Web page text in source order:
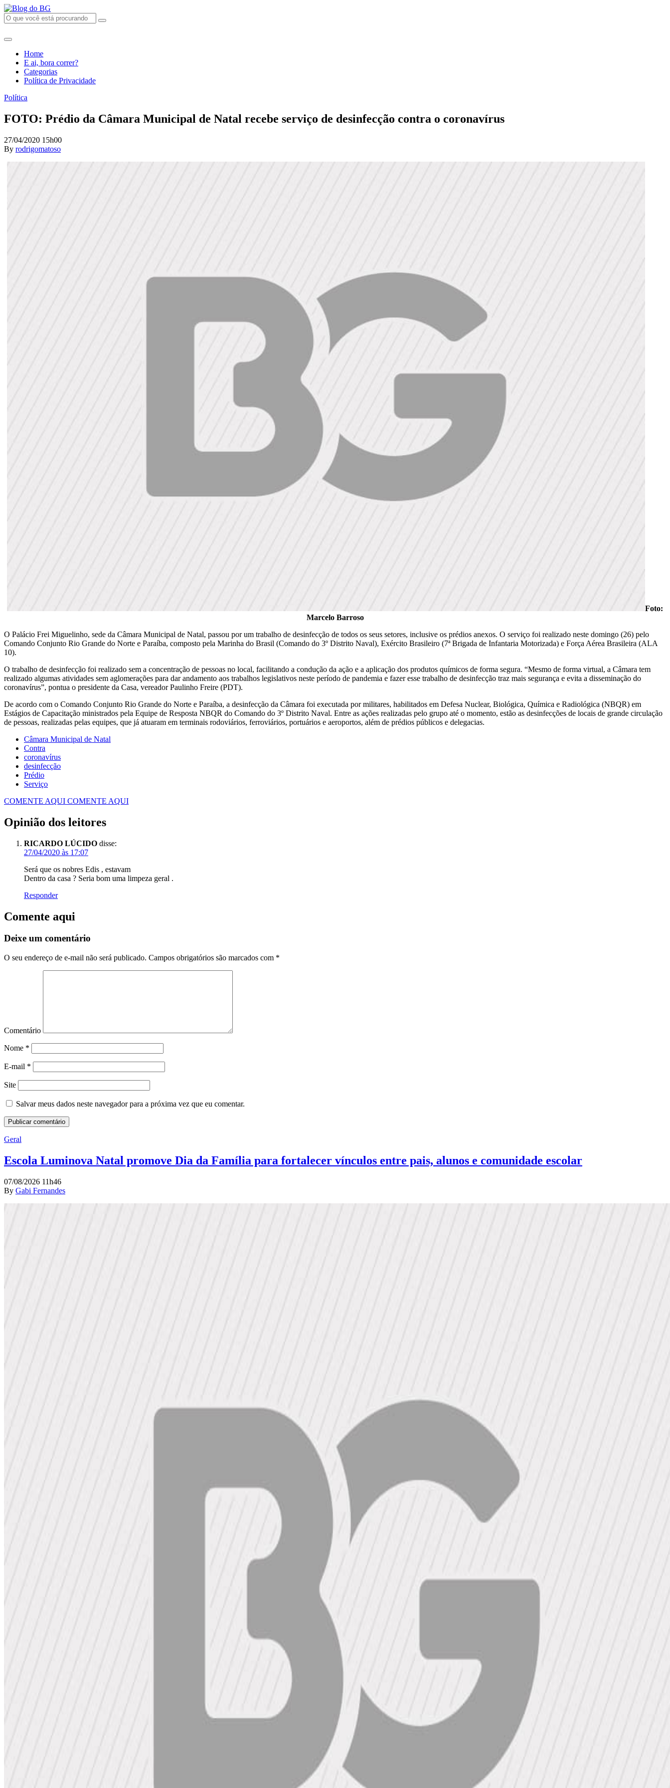
Home
E ai, bora correr?
Categorias
Política de Privacidade
Política
FOTO: Prédio da Câmara Municipal de Natal recebe serviço de desinfecção contra o coronavírus
27/04/2020 15h00
By rodrigomatoso
Foto:
Marcelo Barroso
O Palácio Frei Miguelinho, sede da Câmara Municipal de Natal, passou por um trabalho de desinfecção de todos os seus setores, inclusive os prédios anexos. O serviço foi realizado neste domingo (26) pelo
Comando Conjunto Rio Grande do Norte e Paraíba, composto pela Marinha do Brasil (Comando do 3º Distrito Naval), Exército Brasileiro (7ª Brigada de Infantaria Motorizada) e Força Aérea Brasileira (ALA
10).
O trabalho de desinfecção foi realizado sem a concentração de pessoas no local, facilitando a condução da ação e a aplicação dos produtos químicos de forma segura. “Mesmo de forma virtual, a Câmara tem
realizado algumas atividades sem aglomerações para dar andamento aos trabalhos legislativos neste período de pandemia e fazer esse trabalho de desinfecção traz mais segurança e evita a disseminação do
coronavírus”, pontua o presidente da Casa, vereador Paulinho Freire (PDT).
De acordo com o Comando Conjunto Rio Grande do Norte e Paraíba, a desinfecção da Câmara foi executada por militares, habilitados em Defesa Nuclear, Biológica, Química e Radiológica (NBQR) em
Estágios de Capacitação ministrados pela Equipe de Resposta NBQR do Comando do 3º Distrito Naval. Entre as ações realizadas pelo grupo até o momento, estão as desinfecções de locais de grande circulação
de pessoas, realizadas pelas equipes, que já atuaram em terminais rodoviários, ferroviários, portuários e aeroportos, além de prédios públicos e delegacias.
Câmara Municipal de Natal
Contra
coronavírus
desinfecção
Prédio
Serviço
COMENTE AQUI COMENTE AQUI
Opinião dos leitores
RICARDO LÚCIDO disse:
27/04/2020 às 17:07
Será que os nobres Edis , estavam
Dentro da casa ? Seria bom uma limpeza geral .
Responder
Comente aqui
Deixe um comentário
O seu endereço de e-mail não será publicado. Campos obrigatórios são marcados com *
Comentário
Nome *
E-mail *
Site
Salvar meus dados neste navegador para a próxima vez que eu comentar.
Geral
Escola Luminova Natal promove Dia da Família para fortalecer vínculos entre pais, alunos e comunidade escolar
07/08/2026 11h46
By Gabi Fernandes